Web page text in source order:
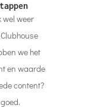
wel weer
we het
en waarde
content?